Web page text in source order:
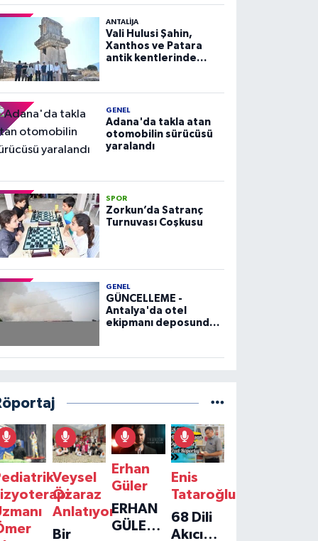
ANTALIJA
Vali Hulusi Şahin,
Xanthos ve Patara
antik kentlerinde
GENEL
Adana'da takla atan
otomobilin sürücüsü
yaralandı
SPOR
Zorkun’da Satranç
Turnuvası Coşkusu
GENEL
GÜNCELLEME -
Antalya'da otel
ekipmanı deposunda
Veysel
Özaraz
Anlatıyor
Bir
Erhan
Güler
ERHAN
GÜLER'IN
Enis
Tataroğlu
68 Dili
Akıcı